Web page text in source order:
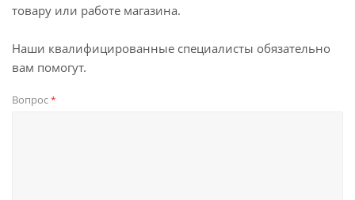
товару или работе магазина.
Наши квалифицированные специалисты обязательно
вам помогут.
Вопрос*